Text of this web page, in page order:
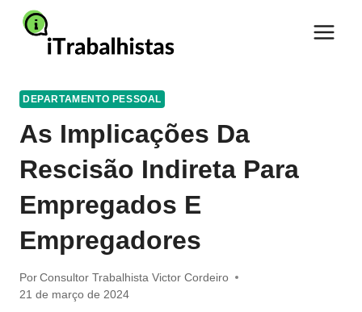
Pular
para
DEPARTAMENTO PESSOAL
As Implicações Da
Rescisão Indireta Para
Empregados E
Empregadores
Por Consultor Trabalhista Victor Cordeiro
21 de março de 2024